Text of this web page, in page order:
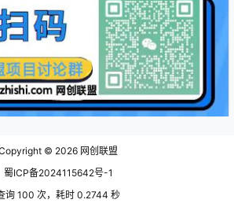
© 2026 网创联盟
蜀ICP备2024115642号-1
询 100 次，耗时 0.2744 秒